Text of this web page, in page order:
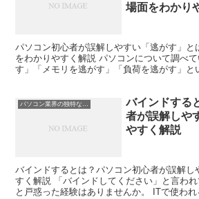
場面をわかり
パソコン初心者が誤解しやすい「逃がす」と
をわかりやすく解説 パソコンについて調べ
す」「メモリを逃がす」「負荷を逃がす」と
パソコン業界の独特な言い回し
バインドする
者が誤解しや
やすく解説
バインドするとは？パソコン初心者が誤解し
すく解説 「バインドしてください」と言われ
と戸惑った経験はありませんか。 ITで使わ